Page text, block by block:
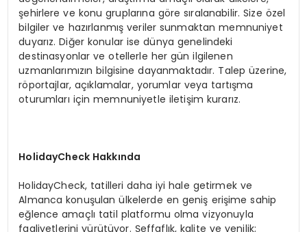
şehirlere ve konu gruplarına göre sıralanabilir. Size özel
bilgiler ve hazırlanmış veriler sunmaktan memnuniyet
duyarız. Diğer konular ise dünya genelindeki
destinasyonlar ve otellerle her gün ilgilenen
uzmanlarımızın bilgisine dayanmaktadır. Talep üzerine,
röportajlar, açıklamalar, yorumlar veya tartışma
oturumları için memnuniyetle iletişim kurarız.
HolidayCheck Hakkında
HolidayCheck, tatilleri daha iyi hale getirmek ve
Almanca konuşulan ülkelerde en geniş erişime sahip
eğlence amaçlı tatil platformu olma vizyonuyla
faaliyetlerini yürütüyor. Şeffaflık, kalite ve yenilik;